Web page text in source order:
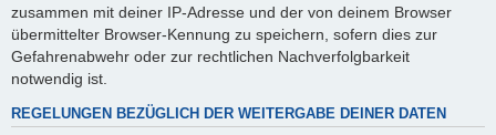
zusammen mit deiner IP-Adresse und der von deinem Browser
übermittelter Browser-Kennung zu speichern, sofern dies zur
Gefahrenabwehr oder zur rechtlichen Nachverfolgbarkeit
notwendig ist.
REGELUNGEN BEZÜGLICH DER WEITERGABE DEINER DATEN